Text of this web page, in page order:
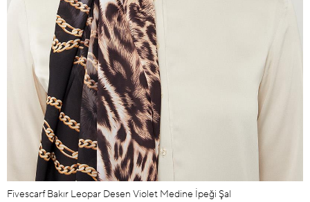
Fivescarf Bakır Leopar Desen Violet Medine İpeği Şal